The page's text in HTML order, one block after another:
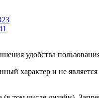
удобства
характер и не